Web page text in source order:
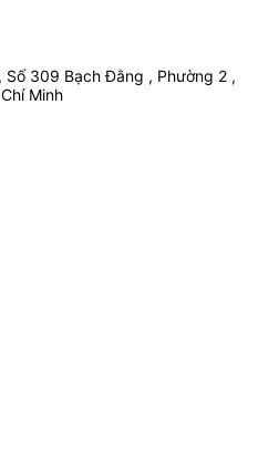
Số 309 Bạch Đằng , Phường 2 ,
Minh